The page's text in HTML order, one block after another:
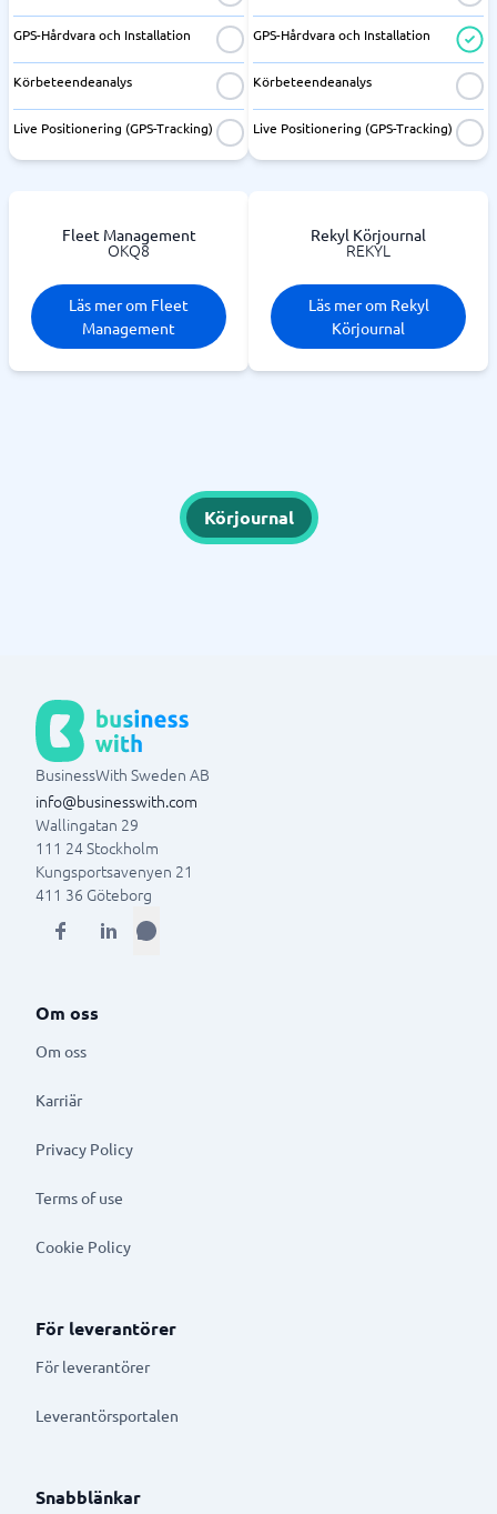
GPS-Hårdvara och Installation
Körbeteendeanalys
Live Positionering (GPS-Tracking)
GPS-Hårdvara och Installation
Körbeteendeanalys
Live Positionering (GPS-Tracking)
Fleet Management
OKQ8
Läs mer om Fleet
Management
Rekyl Körjournal
REKYL
Läs mer om Rekyl
Körjournal
Körjournal
BusinessWith Sweden AB
info@businesswith.com
Wallingatan 29
111 24Stockholm
Kungsportsavenyen 21
411 36 Göteborg
Om oss
Om oss
Karriär
Privacy Policy
Terms of use
Cookie Policy
För leverantörer
För leverantörer
Leverantörsportalen
Snabblänkar